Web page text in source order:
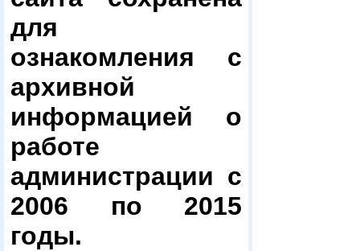
для
ознакомления с
архивной
информацией о
работе
администрации с
2006 по 2015
годы.